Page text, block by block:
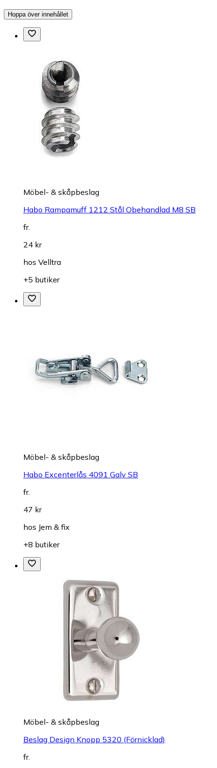
Hoppa över innehållet
Möbel- & skåpbeslag
Habo Rampamuff 1212 Stål Obehandlad M8 SB
fr.
24 kr
hos Velltra
+5 butiker
Möbel- & skåpbeslag
Habo Excenterlås 4091 Galv SB
fr.
47 kr
hos Jem & fix
+8 butiker
Möbel- & skåpbeslag
Beslag Design Knopp 5320 (Förnicklad)
fr.